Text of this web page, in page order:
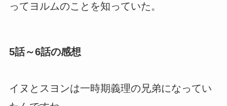
ってヨルムのことを知っていた。
5話～6話の感想
イヌとスヨンは一時期義理の兄弟になってい